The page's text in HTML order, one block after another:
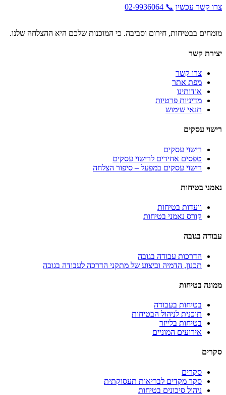
צרו קשר עכשיו 📞 02-9936064
מומחים בבטיחות, חירום וסביבה. כי המוכנות שלכם היא ההצלחה שלנו.
יצירת קשר
צרו קשר
מפת אתר
אודותינו
מדיניות פרטיות
תנאי שימוש
רישוי עסקים
רישוי עסקים
טפסים אחידים לרישוי עסקים
רישוי עסקים במפעל – סיפור הצלחה
נאמני בטיחות
וועדות בטיחות
קורס נאמני בטיחות
עבודה בגובה
הדרכות עבודה בגובה
תכנון, הדמיה וביצוע של מתקני הדרכה לעבודה בגובה
ממונה בטיחות
בטיחות בעבודה
תוכנית לניהול הבטיחות
בטיחות בלייזר
אירועים המוניים
סקרים
סקרים
סקר מקדים לבריאות תעסוקתית
ניהול סיכונים בטיחות